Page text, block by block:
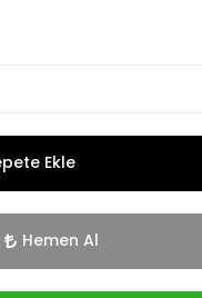
Ekle
Hemen Al